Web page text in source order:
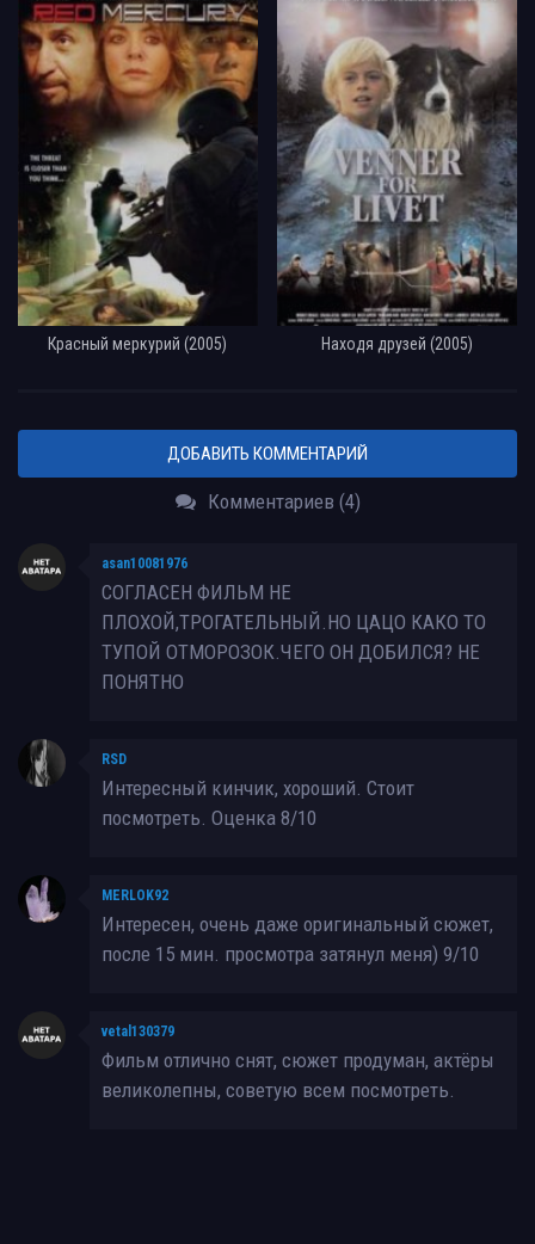
Красный меркурий (2005) Находя друзей (2005)
ДОБАВИТЬ КОММЕНТАРИЙ
Комментариев (4)
asan10081976
СОГЛАСЕН ФИЛЬМ НЕ
ПЛОХОЙ,ТРОГАТЕЛЬНЫЙ.НО ЦАЦО КАКО ТО
ТУПОЙ ОТМОРОЗОК.ЧЕГО ОН ДОБИЛСЯ? НЕ
ПОНЯТНО
RSD
Интересный кинчик, хороший. Стоит
посмотреть. Оценка 8/10
MERLOK92
Интересен, очень даже оригинальный сюжет,
после 15 мин. просмотра затянул меня) 9/10
vetal130379
Фильм отлично снят, сюжет продуман, актёры
великолепны, советую всем посмотреть.